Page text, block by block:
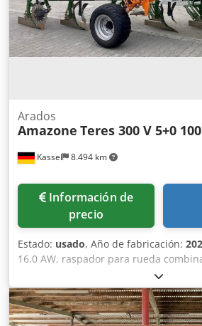
Kassel 8.494 km
Arados
Amazone Teres 300 V 5+0 100
Información de
precio
Estado: usado, Año de fabricación:
16.0 AW, raspador para rueda
de presión de liberación / cuerpo de
430, punta de reja HD, disco de corte
unidad / dentado, preparación para
Eay Ejfx Akwekr